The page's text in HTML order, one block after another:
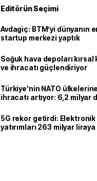
Editörün Seçimi
Avdagiç: BTM’yi dünyanın
startup merkezi yaptık
Soğuk hava depoları kırsal
ve ihracatı güçlendiriyor
Türkiye'nin NATO
ihracatı artıyor: 6,2 milyar
5G rekor getirdi:
yatırımları 263 milyar liraya